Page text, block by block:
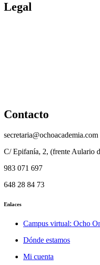
Legal
Contacto
secretaria@ochoacademia.com
C/ Epifanía, 2, (frente Aulario
983 071 697
648 28 84 73
Enlaces
Campus virtual: Ocho
Dónde estamos
Mi cuenta